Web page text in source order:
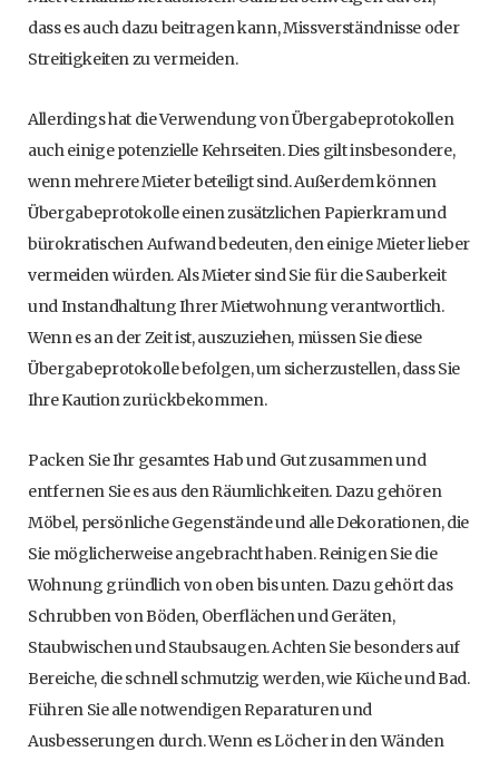
dass es auch dazu beitragen kann, Missverständnisse oder
Streitigkeiten zu vermeiden.
Allerdings hat die Verwendung von Übergabeprotokollen
auch einige potenzielle Kehrseiten. Dies gilt insbesondere,
wenn mehrere Mieter beteiligt sind. Außerdem können
Übergabeprotokolle einen zusätzlichen Papierkram und
bürokratischen Aufwand bedeuten, den einige Mieter lieber
vermeiden würden. Als Mieter sind Sie für die Sauberkeit
und Instandhaltung Ihrer Mietwohnung verantwortlich.
Wenn es an der Zeit ist, auszuziehen, müssen Sie diese
Übergabeprotokolle befolgen, um sicherzustellen, dass Sie
Ihre Kaution zurückbekommen.
Packen Sie Ihr gesamtes Hab und Gut zusammen und
entfernen Sie es aus den Räumlichkeiten. Dazu gehören
Möbel, persönliche Gegenstände und alle Dekorationen, die
Sie möglicherweise angebracht haben. Reinigen Sie die
Wohnung gründlich von oben bis unten. Dazu gehört das
Schrubben von Böden, Oberflächen und Geräten,
Staubwischen und Staubsaugen. Achten Sie besonders auf
Bereiche, die schnell schmutzig werden, wie Küche und Bad.
Führen Sie alle notwendigen Reparaturen und
Ausbesserungen durch. Wenn es Löcher in den Wänden